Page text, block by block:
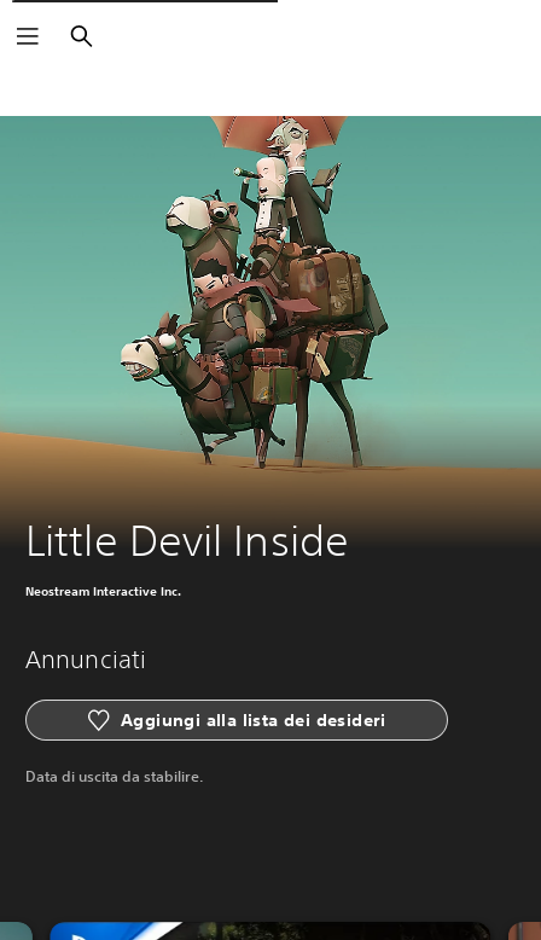
Cerca
Little Devil Inside
Neostream Interactive Inc.
Annunciati
Aggiungi alla lista dei desideri
Data di uscita da stabilire.